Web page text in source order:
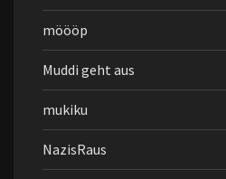
möööp
Muddi geht aus
mukiku
NazisRaus